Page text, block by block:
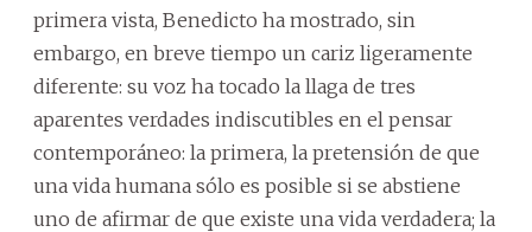
primera vista, Benedicto ha mostrado, sin
embargo, en breve tiempo un cariz ligeramente
diferente: su voz ha tocado la llaga de tres
aparentes verdades indiscutibles en el pensar
contemporáneo: la primera, la pretensión de que
una vida humana sólo es posible si se abstiene
uno de afirmar de que existe una vida verdadera; la